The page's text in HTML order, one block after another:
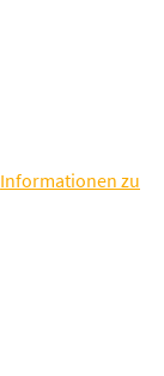
Informationen zu